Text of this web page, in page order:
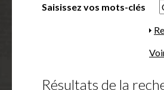
Saisissez vos mots-clés
A
f
c
Résultats de la